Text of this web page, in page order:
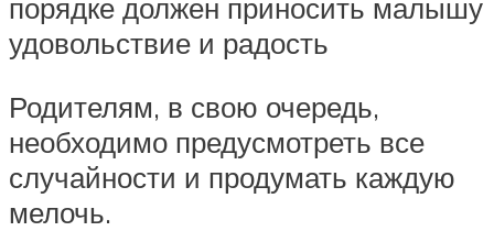
порядке должен приносить малышу
удовольствие и радость
Родителям, в свою очередь,
необходимо предусмотреть все
случайности и продумать каждую
мелочь.